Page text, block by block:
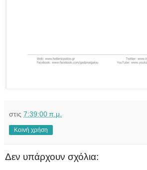
στις 7:39:00 π.μ.
Κοινή χρήση
Δεν υπάρχουν σχόλια: